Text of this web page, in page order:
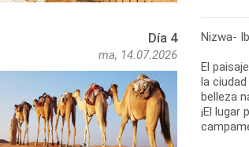
Día 4
ma, 14.07.2026
Nizwa-
El
la
belleza
¡El